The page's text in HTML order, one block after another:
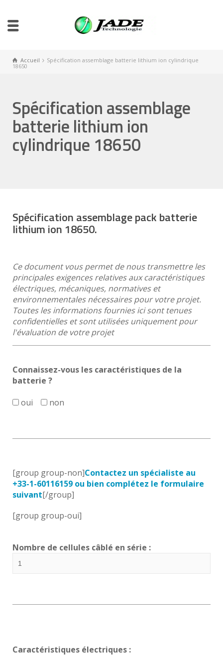
Accueil
Spécification assemblage batterie lithium ion cylindrique
18650
Spécification assemblage
batterie lithium ion
cylindrique 18650
Spécification assemblage pack batterie
lithium ion 18650.
Ce document vous permet de nous transmettre les
principales exigences relatives aux caractéristiques
électriques, mécaniques, normatives et
environnementales nécessaires pour votre projet.
Toutes les informations fournies ici sont tenues
confidentielles et sont utilisées uniquement pour
l'évaluation de votre projet
Connaissez-vous les caractéristiques de la
batterie ?
oui
non
[group group-non]Contactez un spécialiste au
+33-1-60116159 ou bien complétez le formulaire
suivant[/group]
[group group-oui]
Nombre de cellules câblé en série :
Caractéristiques électriques :